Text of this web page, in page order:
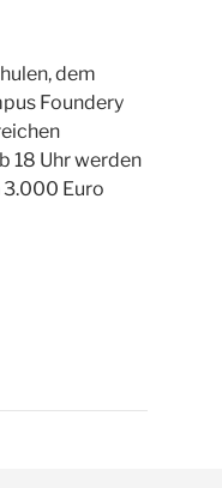
dem
Foundery
18 Uhr werden
3.000 Euro